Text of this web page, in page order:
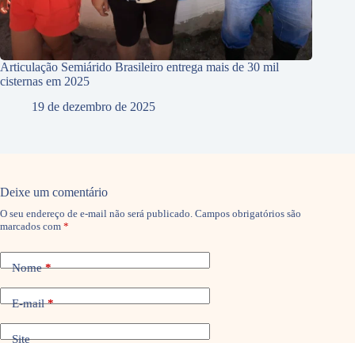
Articulação Semiárido Brasileiro entrega mais de 30 mil
cisternas em 2025
19 de dezembro de 2025
Deixe um comentário
O seu endereço de e-mail não será publicado. Campos obrigatórios são
marcados com *
Nome*
E-mail*
Site